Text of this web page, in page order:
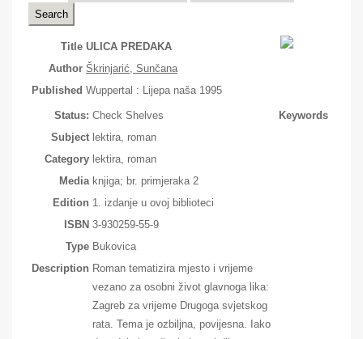
Title ULICA PREDAKA
Author Škrinjarić, Sunčana
Published Wuppertal : Lijepa naša 1995
Status: Check Shelves
Subject lektira, roman
Category lektira, roman
Media knjiga; br. primjeraka 2
Edition 1. izdanje u ovoj biblioteci
ISBN 3-930259-55-9
Type Bukovica
Description Roman tematizira mjesto i vrijeme
vezano za osobni život glavnoga lika:
Zagreb za vrijeme Drugoga svjetskog
rata. Tema je ozbiljna, povijesna. Iako
Keywords